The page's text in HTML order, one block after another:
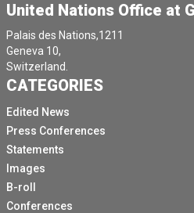
United Nations Office at
Palais des Nations,1211
Geneva 10,
Switzerland.
CATEGORIES
Edited News
Press Conferences
Statements
Images
B-roll
Conferences